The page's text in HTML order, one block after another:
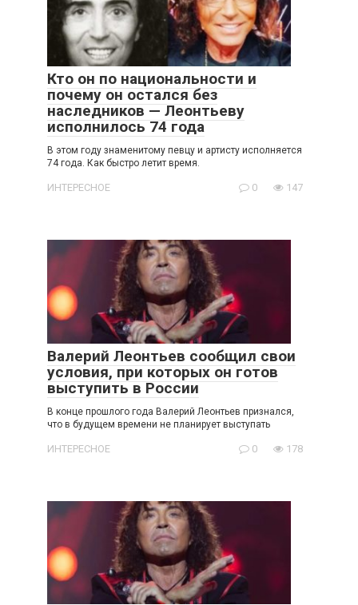
Кто он по национальности и
почему он остался без
наследников — Леонтьеву
исполнилось 74 года
В этом году знаменитому певцу и артисту исполняется
74 года. Как быстро летит время.
ИНТЕРЕСНОЕ 0 147
Валерий Леонтьев сообщил свои
условия, при которых он готов
выступить в России
В конце прошлого года Валерий Леонтьев признался,
что в будущем времени не планирует выступать
ИНТЕРЕСНОЕ 0 178